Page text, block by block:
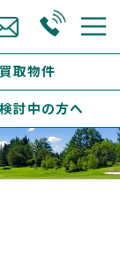
買取物件
討中の方へ